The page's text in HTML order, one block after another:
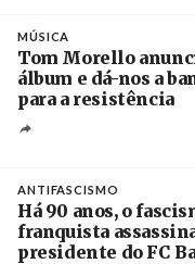
MÚSICA
Tom Morello
álbum e dá-nos a
para a resistência
ANTIFASCISMO
Há 90 anos, o
franquista
presidente do FC